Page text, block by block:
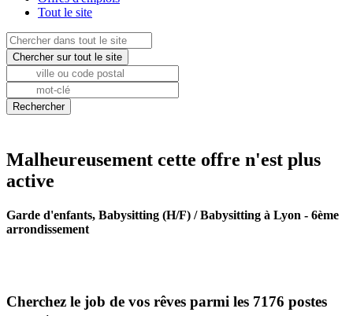
Tout le site
Malheureusement cette offre n'est plus
active
Garde d'enfants, Babysitting (H/F) / Babysitting à Lyon - 6ème
arrondissement
Cherchez le job de vos rêves parmi les 7176 postes